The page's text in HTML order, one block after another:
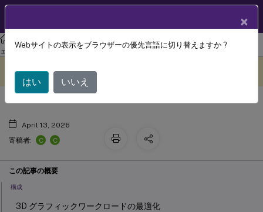
リナックス バーチャル デリバリー エージェント
Linux仮想配信エージ
ェント 2411
翻訳されています。
グラフィックの構成と微調整
April 13, 2026
寄稿者:
C C
この記事の概要
構成
3D グラフィックワークロードの最適化
×
Webサイトの表示をブラウザーの優先言語に切り替えますか ?
はい いいえ